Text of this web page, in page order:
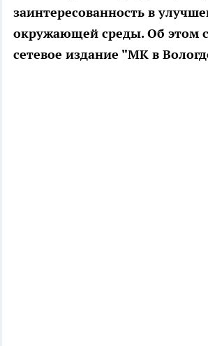
заинтересованность в
окружающей среды. Об этом
сетевое издание "МК в